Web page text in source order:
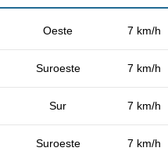
Oeste 7 km/h
Suroeste 7 km/h
Sur 7 km/h
Suroeste 7 km/h